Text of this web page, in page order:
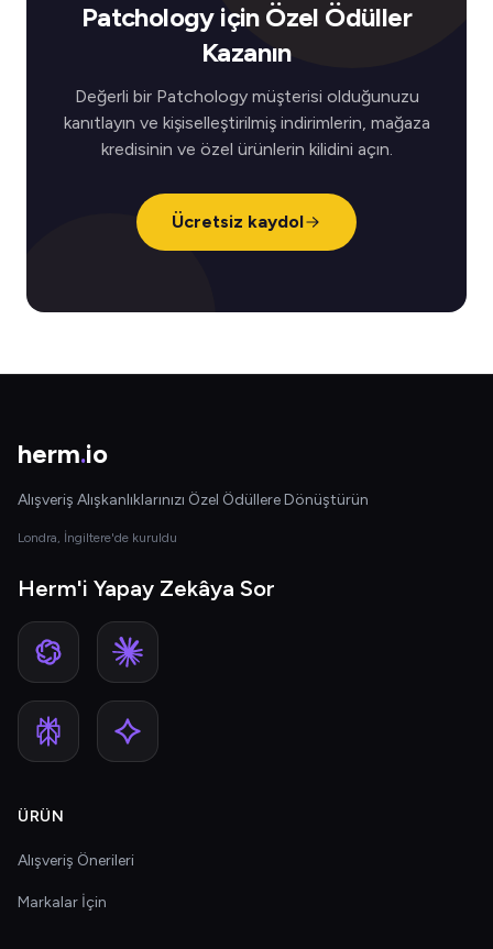
Patchology için Özel Ödüller
Kazanın
Değerli bir Patchology müşterisi olduğunuzu
kanıtlayın ve kişiselleştirilmiş indirimlerin, mağaza
kredisinin ve özel ürünlerin kilidini açın.
Ücretsiz kaydol
herm.io
Alışveriş Alışkanlıklarınızı Özel Ödüllere Dönüştürün
Londra, İngiltere'de kuruldu
Herm'i Yapay Zekâya Sor
ÜRÜN
Alışveriş Önerileri
Markalar İçin